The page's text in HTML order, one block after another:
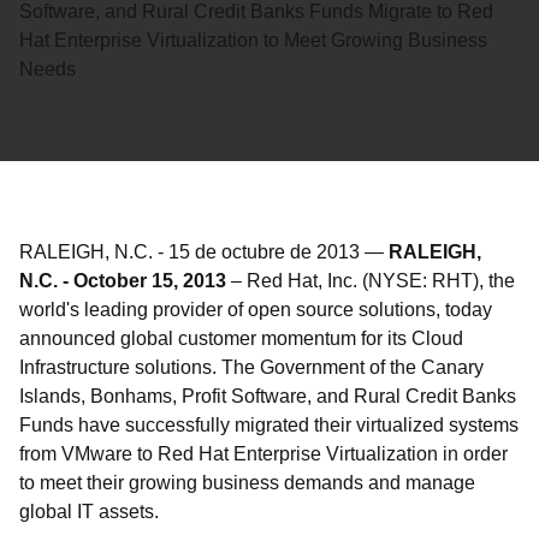
Software, and Rural Credit Banks Funds Migrate to Red
Hat Enterprise Virtualization to Meet Growing Business
Needs
RALEIGH, N.C. - 15 de octubre de 2013 — RALEIGH,
N.C. - October 15, 2013 – Red Hat, Inc. (NYSE: RHT), the
world's leading provider of open source solutions, today
announced global customer momentum for its Cloud
Infrastructure solutions. The Government of the Canary
Islands, Bonhams, Profit Software, and Rural Credit Banks
Funds have successfully migrated their virtualized systems
from VMware to Red Hat Enterprise Virtualization in order
to meet their growing business demands and manage
global IT assets.